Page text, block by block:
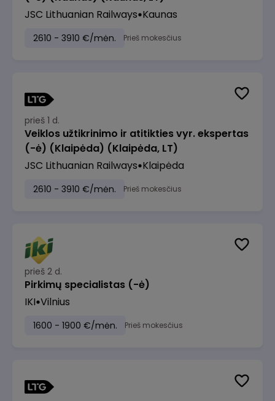
JSC Lithuanian Railways Kaunas
2610 - 3910 €/mėn. Prieš mokesčius
prieš 1 d.
Veiklos užtikrinimo ir atitikties vyr. ekspertas
(-ė) (Klaipėda) (Klaipėda, LT)
JSC Lithuanian Railways Klaipėda
2610 - 3910 €/mėn. Prieš mokesčius
prieš 2 d.
Pirkimų specialistas (-ė)
IKI Vilnius
1600 - 1900 €/mėn. Prieš mokesčius